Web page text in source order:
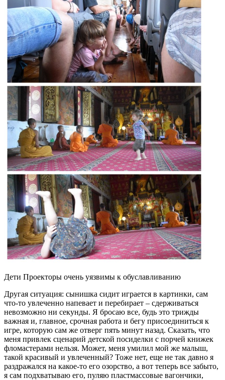
Дети Проекторы очень уязвимы к обуславливанию
Другая ситуация: сынишка сидит играется в картинки, сам
что-то увлеченно напевает и перебирает – сдерживаться
невозможно ни секунды. Я бросаю все, будь это трижды
важная и, главное, срочная работа и бегу присоединиться к
игре, которую сам же отверг пять минут назад. Сказать, что
меня привлек сценарий детской посиделки с порчей книжек
фломастерами нельзя. Может, меня умилил мой же малыш,
такой красивый и увлеченный? Тоже нет, еще не так давно я
раздражался на какое-то его озорство, а вот теперь все забыто,
я сам подхватываю его, пуляю пластмассовые вагончики,